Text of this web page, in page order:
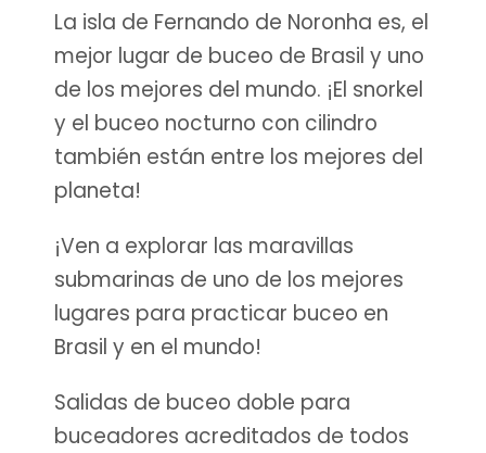
La isla de Fernando de Noronha es, el
mejor lugar de buceo de Brasil y uno
de los mejores del mundo. ¡El snorkel
y el buceo nocturno con cilindro
también están entre los mejores del
planeta!
¡Ven a explorar las maravillas
submarinas de uno de los mejores
lugares para practicar buceo en
Brasil y en el mundo!
Salidas de buceo doble para
buceadores acreditados de todos